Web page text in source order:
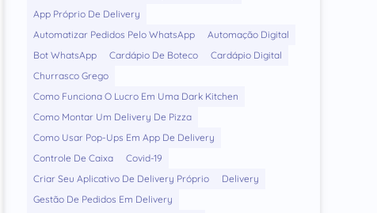
App Próprio De Delivery
Automatizar Pedidos Pelo WhatsApp
Automação Digital
Bot WhatsApp
Cardápio De Boteco
Cardápio Digital
Churrasco Grego
Como Funciona O Lucro Em Uma Dark Kitchen
Como Montar Um Delivery De Pizza
Como Usar Pop-Ups Em App De Delivery
Controle De Caixa
Covid-19
Criar Seu Aplicativo De Delivery Próprio
Delivery
Gestão De Pedidos Em Delivery